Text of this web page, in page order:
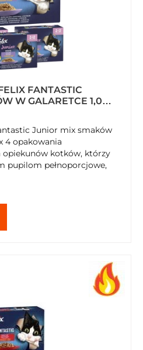
FANTASTIC
W GALARETCE 1,02
Junior mix smaków
4 opakowania
kotków, którzy
pupilom pełnoporcjowe,
kurczaka,
ich potrzeb smakowych.